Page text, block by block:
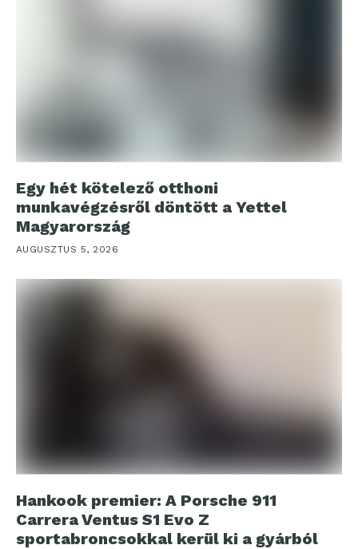
Egy hét kötelező otthoni
munkavégzésről döntött a Yettel
Magyarország
AUGUSZTUS 5, 2026
Hankook premier: A Porsche 911
Carrera Ventus S1 Evo Z
sportabroncsokkal kerül ki a gyárból